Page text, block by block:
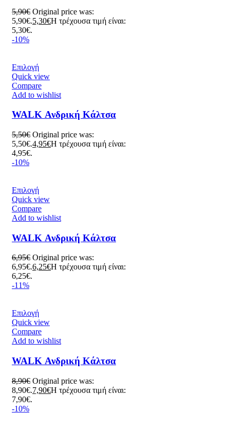
5,90€ Original price was:
5,90€.5,30€Η τρέχουσα τιμή είναι:
5,30€.
-10%
Επιλογή
Quick view
Compare
Add to wishlist
WALK Ανδρική Κάλτσα
5,50€ Original price was:
5,50€.4,95€Η τρέχουσα τιμή είναι:
4,95€.
-10%
Επιλογή
Quick view
Compare
Add to wishlist
WALK Ανδρική Κάλτσα
6,95€ Original price was:
6,95€.6,25€Η τρέχουσα τιμή είναι:
6,25€.
-11%
Επιλογή
Quick view
Compare
Add to wishlist
WALK Ανδρική Κάλτσα
8,90€ Original price was:
8,90€.7,90€Η τρέχουσα τιμή είναι:
7,90€.
-10%